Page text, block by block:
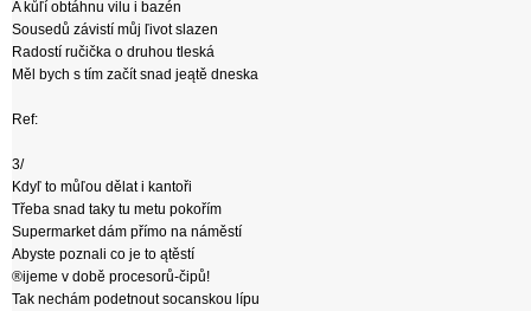
A kůľí obtáhnu vilu i bazén
Sousedů závistí můj ľivot slazen
Radostí ručička o druhou tleská
Měl bych s tím začít snad jeątě dneska
Ref:
3/
Kdyľ to můľou dělat i kantoři
Třeba snad taky tu metu pokořím
Supermarket dám přímo na náměstí
Abyste poznali co je to ątěstí
®ijeme v době procesorů-čipů!
Tak nechám podetnout socanskou lípu